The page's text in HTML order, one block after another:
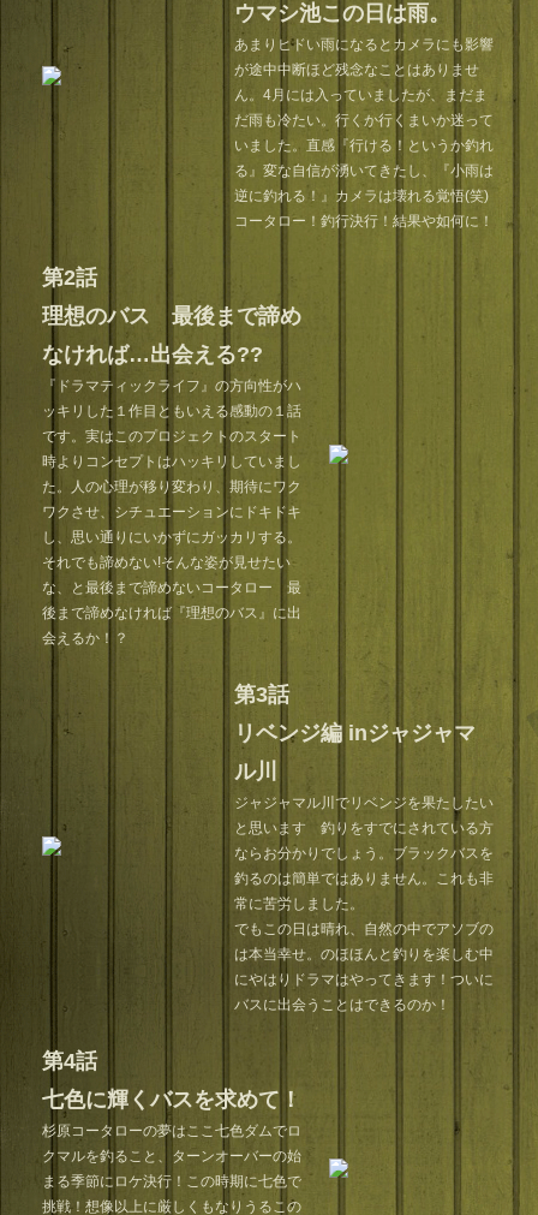
ウマシ池この日は雨。
あまりヒドい雨になるとカメラにも影響
が途中中断ほど残念なことはありませ
ん。4月には入っていましたが、まだま
だ雨も冷たい。行くか行くまいか迷って
いました。直感『行ける！というか釣れ
る』変な自信が湧いてきたし、『小雨は
逆に釣れる！』カメラは壊れる覚悟(笑)
コータロー！釣行決行！結果や如何に！
第2話
理想のバス 最後まで諦め
なければ…出会える??
『ドラマティックライフ』の方向性がハ
ッキリした１作目ともいえる感動の１話
です。実はこのプロジェクトのスタート
時よりコンセプトはハッキリしていまし
た。人の心理が移り変わり、期待にワク
ワクさせ、シチュエーションにドキドキ
し、思い通りにいかずにガッカリする。
それでも諦めない!そんな姿が見せたい
な、と最後まで諦めないコータロー 最
後まで諦めなければ『理想のバス』に出
会えるか！？
第3話
リベンジ編 inジャジャマ
ル川
ジャジャマル川でリベンジを果たしたい
と思います 釣りをすでにされている方
ならお分かりでしょう。ブラックバスを
釣るのは簡単ではありません。これも非
常に苦労しました。
でもこの日は晴れ、自然の中でアソブの
は本当幸せ。のほほんと釣りを楽しむ中
にやはりドラマはやってきます！ついに
バスに出会うことはできるのか！
第4話
七色に輝くバスを求めて！
杉原コータローの夢はここ七色ダムでロ
クマルを釣ること、ターンオーバーの始
まる季節にロケ決行！この時期に七色で
挑戦！想像以上に厳しくもなりうるこの